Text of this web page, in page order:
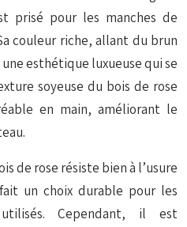
prisé pour les manches de
couleur riche, allant du brun
esthétique luxueuse qui se
soyeuse du bois de rose
en main, améliorant le
de rose résiste bien à l’usure
un choix durable pour les
Cependant, il est